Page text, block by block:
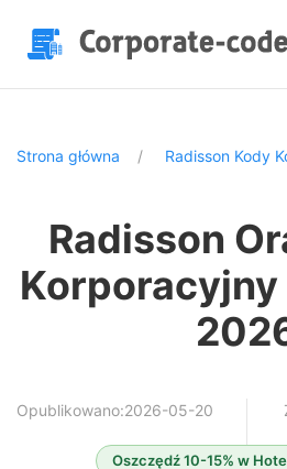
Strona główna Radisson Kody
Radisson
Opublikowano:2026-05-20
Oszczędź 10-15% w